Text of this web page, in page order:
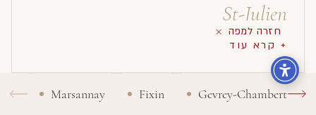
חזרה למפה
St-Julien
+ קרא עוד
Marsannay Fixin Gevrey-Chambertin